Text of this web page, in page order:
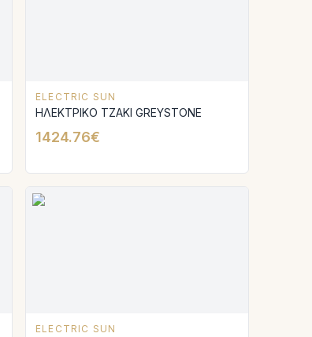
ELECTRIC SUN
ΗΛΕΚΤΡΙΚΟ ΤΖΑΚΙ GREYSTONE
1424.76€
ELECTRIC SUN